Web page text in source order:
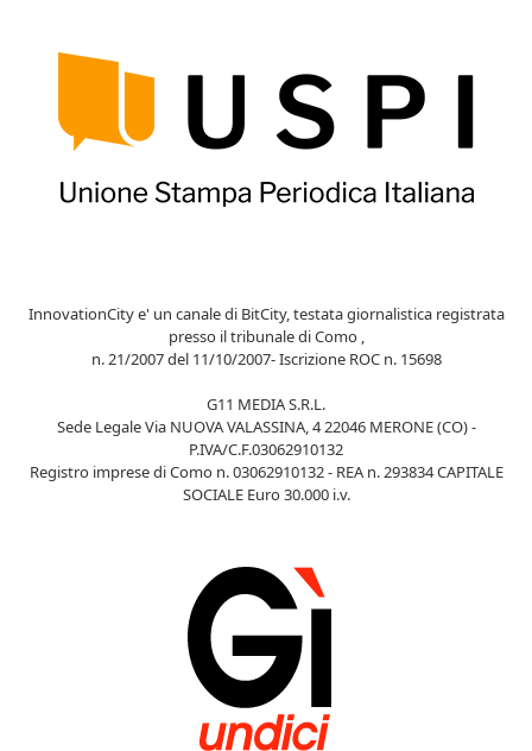
InnovationCity e' un canale di BitCity, testata giornalistica registrata
presso il tribunale di Como ,
n. 21/2007 del 11/10/2007- Iscrizione ROC n. 15698
G11 MEDIA S.R.L.
Sede Legale Via NUOVA VALASSINA, 4 22046 MERONE (CO) -
P.IVA/C.F.03062910132
Registro imprese di Como n. 03062910132 - REA n. 293834 CAPITALE
SOCIALE Euro 30.000 i.v.